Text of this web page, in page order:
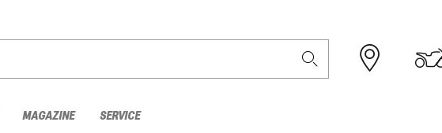
MAGAZINE SERVICE